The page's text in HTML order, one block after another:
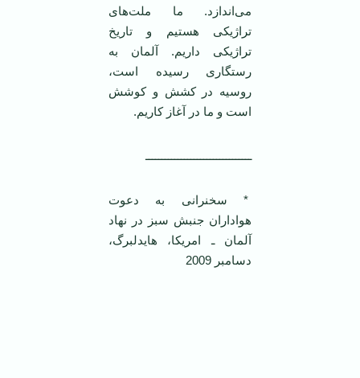
می‌اندازد. ما ملت‌های
تراژیکی هستیم و تاریخ
تراژیکی داریم. آلمان به
رستگاری رسیده است،
روسیه در کشش و کوشش
است و ما در آغاز کاریم.
ـــــــــــــــــــــــــــــــــ
* سخنرانی به دعوت
هواداران جنبش سبز در نهاد
آلمان ـ امریکا،‌ هایدلبرگ،
دسامبر 2009